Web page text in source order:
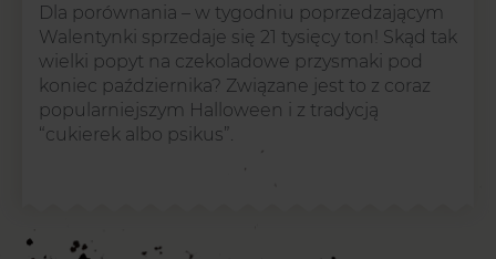
Dla porównania – w tygodniu poprzedzającym
Walentynki sprzedaje się 21 tysięcy ton! Skąd tak
wielki popyt na czekoladowe przysmaki pod
koniec października? Związane jest to z coraz
popularniejszym Halloween i z tradycją
“cukierek albo psikus”.